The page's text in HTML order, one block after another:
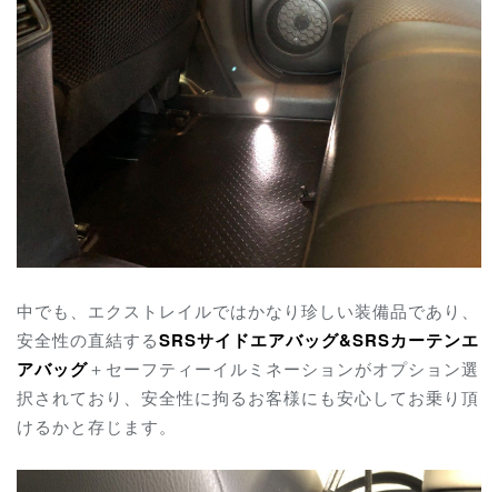
中でも、エクストレイルではかなり珍しい装備品であり、
安全性の直結するSRSサイドエアバッグ&SRSカーテンエ
アバッグ＋セーフティーイルミネーションがオプション選
択されており、安全性に拘るお客様にも安心してお乗り頂
けるかと存じます。